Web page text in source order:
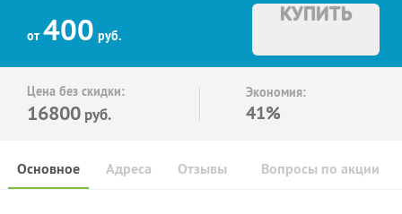
от 400 руб.
КУПИТЬ
Цена без скидки:
16800 руб.
Экономия:
41%
Основное Отзывы Вопросы по акции
Адреса